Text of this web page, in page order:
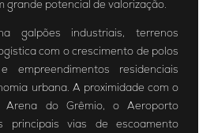
grande potencial de valorização.
galpões industriais, terrenos
com o crescimento de polos
empreendimentos residenciais
urbana. A proximidade com o
Arena do Grêmio, o Aeroporto
principais vias de escoamento